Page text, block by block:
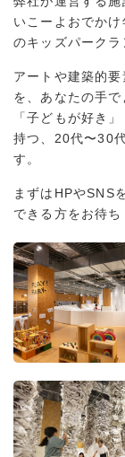
いこーよおでか
のキッズパークラ
アートや建築的
を、あなたの手
「子どもが好き
持つ、20代〜30
す。
まずはHPやSNS
できる方をお待ち